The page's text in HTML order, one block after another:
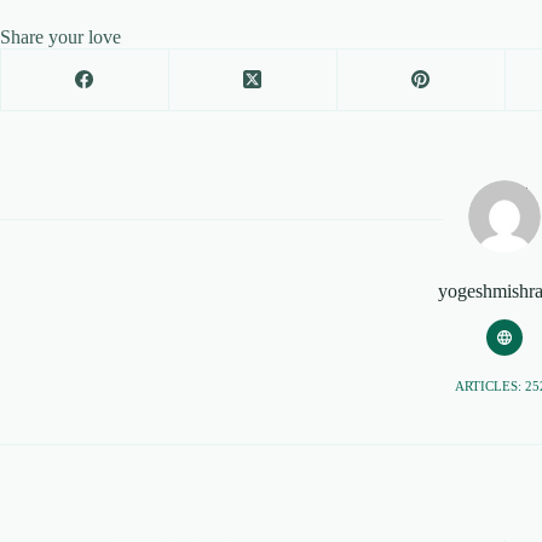
Share your love
ARTICLES: